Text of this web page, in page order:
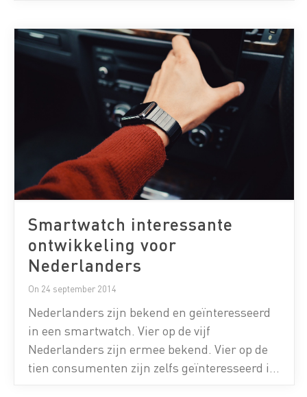
registreert. Dit blijkt uit marktonderzoek
onder 1.020 […]
Smartwatch interessante
ontwikkeling voor
Nederlanders
On 24 september 2014
Nederlanders zijn bekend en geïnteresseerd
in een smartwatch. Vier op de vijf
Nederlanders zijn ermee bekend. Vier op de
tien consumenten zijn zelfs geïnteresseerd in